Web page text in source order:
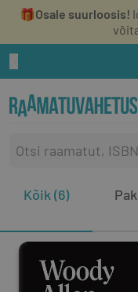
🎁Osale suurloosis!
Kõik (6)